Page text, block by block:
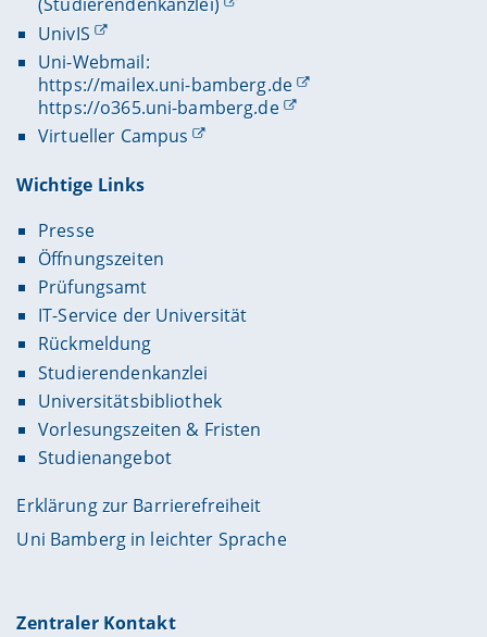
(Studierendenkanzlei)
UnivIS
Uni-Webmail:
https://mailex.uni-bamberg.de
https://o365.uni-bamberg.de
Virtueller Campus
Wichtige Links
Presse
Öffnungszeiten
Prüfungsamt
IT-Service der Universität
Rückmeldung
Studierendenkanzlei
Universitätsbibliothek
Vorlesungszeiten & Fristen
Studienangebot
Erklärung zur Barrierefreiheit
Uni Bamberg in leichter Sprache
Zentraler Kontakt